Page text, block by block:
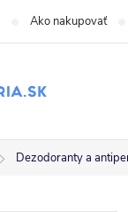
Ako nakupovať
Dezodoranty a